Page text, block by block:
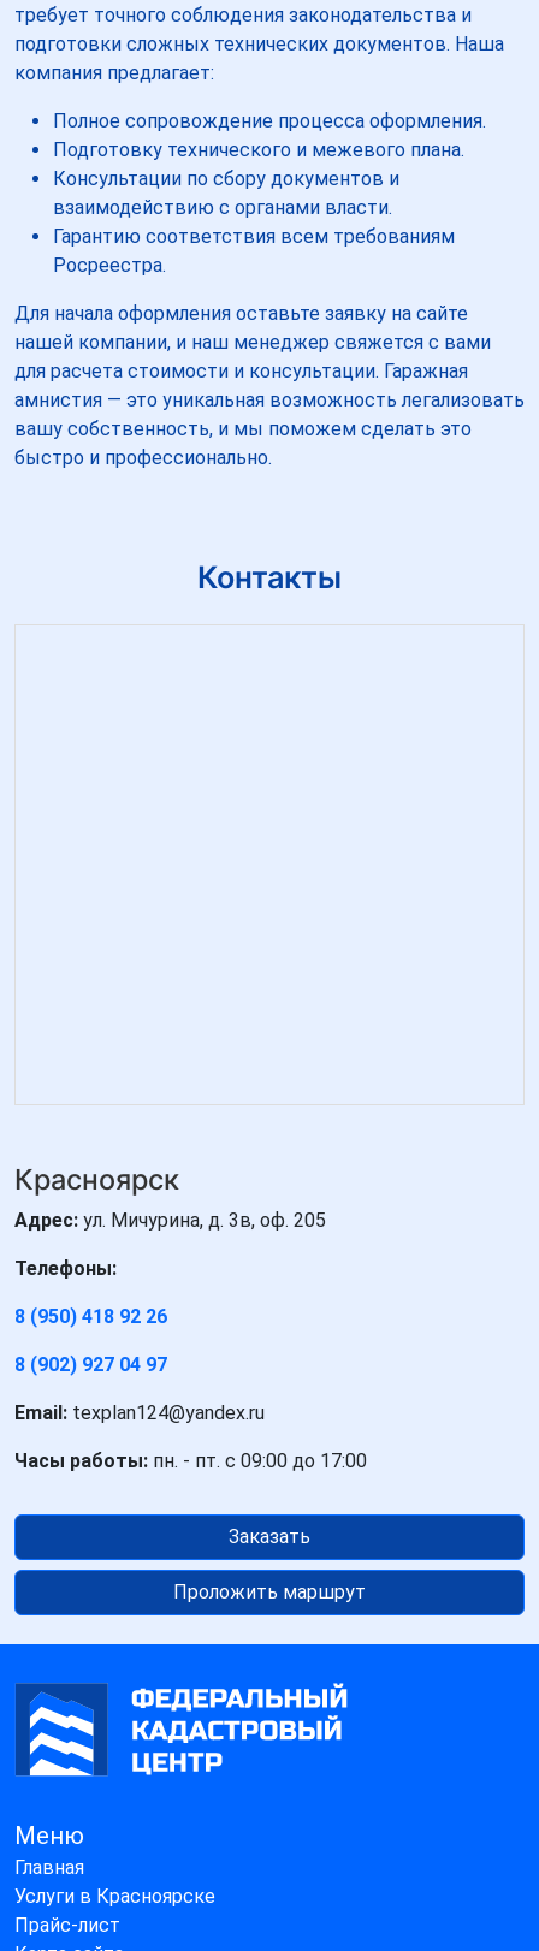
требует точного соблюдения законодательства и
подготовки сложных технических документов. Наша
компания предлагает:
Полное сопровождение процесса оформления.
Подготовку технического и межевого плана.
Консультации по сбору документов и
взаимодействию с органами власти.
Гарантию соответствия всем требованиям
Росреестра.
Для начала оформления оставьте заявку на сайте
нашей компании, и наш менеджер свяжется с вами
для расчета стоимости и консультации. Гаражная
амнистия — это уникальная возможность легализовать
вашу собственность, и мы поможем сделать это
быстро и профессионально.
Контакты
Красноярск
Адрес: ул. Мичурина, д. 3в, оф. 205
Телефоны:
8 (950) 418 92 26
8 (902) 927 04 97
Email: texplan124@yandex.ru
Часы работы: пн. - пт. с 09:00 до 17:00
Заказать
Проложить маршрут
Меню
Главная
Услуги в Красноярске
Прайс-лист